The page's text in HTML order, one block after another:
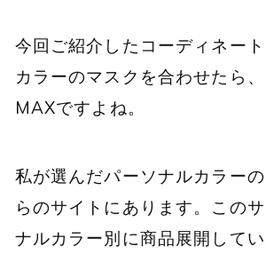
今回ご紹介したコーディネー
カラーのマスクを合わせたら
MAXですよね。
私が選んだパーソナルカラー
らのサイトにあります。この
ナルカラー別に商品展開してい